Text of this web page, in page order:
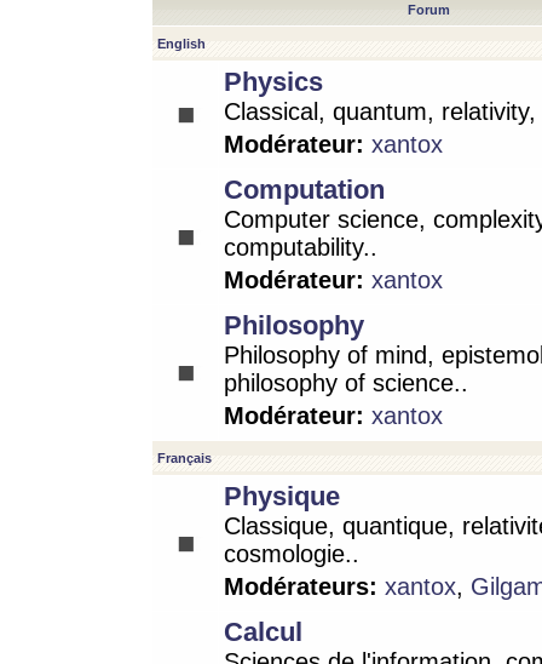
Forum
English
Physics
Classical, quantum,
Modérateur: xantox
Computation
Computer science,
computability..
Modérateur: xantox
Philosophy
Philosophy of mind,
philosophy of science..
Modérateur: xantox
Français
Physique
Classique, quantique,
cosmologie..
Modérateurs: xantox,
Calcul